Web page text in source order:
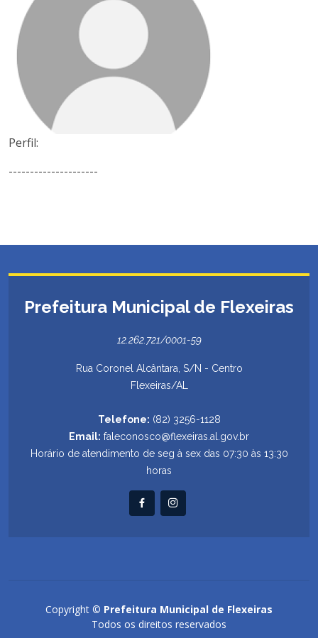
Perfil:
---------------------
Prefeitura Municipal de Flexeiras
12.262.721/0001-59
Rua Coronel Alcântara, S/N - Centro
Flexeiras/AL
Telefone: (82) 3256-1128
Email: faleconosco@flexeiras.al.gov.br
Horário de atendimento de seg à sex das 07:30 às 13:30
horas
Copyright © Prefeitura Municipal de Flexeiras
Todos os direitos reservados